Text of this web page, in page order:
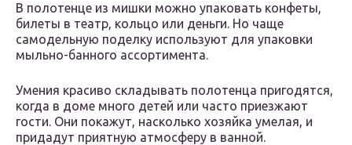
В полотенце из мишки можно упаковать конфеты,
билеты в театр, кольцо или деньги. Но чаще
самодельную поделку используют для упаковки
мыльно-банного ассортимента.
Умения красиво складывать полотенца пригодятся,
когда в доме много детей или часто приезжают
гости. Они покажут, насколько хозяйка умелая, и
придадут приятную атмосферу в ванной.